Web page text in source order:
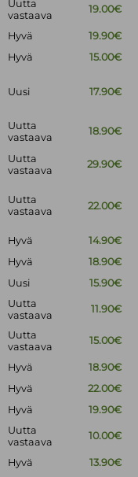
Uutta
vastaava
19.00€
Hyvä
19.90€
Hyvä
15.00€
Uusi 17.90€
Uutta
vastaava
18.90€
Uutta
vastaava
29.90€
Uutta
vastaava
22.00€
Hyvä
14.90€
Hyvä
18.90€
Uusi 15.90€
Uutta
vastaava
11.90€
Uutta
vastaava
15.00€
Hyvä
18.90€
Hyvä
22.00€
Hyvä 19.90€
Uutta
vastaava
10.00€
Hyvä
13.90€